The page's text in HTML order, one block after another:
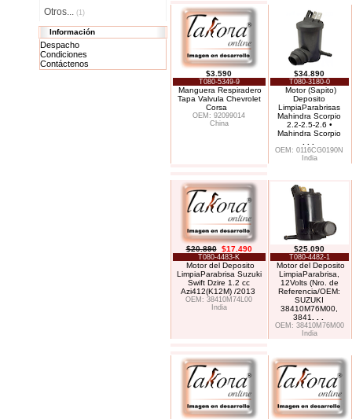
Otros...(1)
Información
Despacho
Condiciones
Contáctenos
$3.590
T080-5349-9
Manguera Respiradero
Tapa Valvula Chevrolet
Corsa
OEM: 92099014
China
$34.890
T080-3180-0
Motor (Sapito)
Deposito
LimpiaParabrisas
Mahindra Scorpio
2.2-2.5-2.6 •
Mahindra Scorpio
OEM: 0116CG0190N
India
$20.890 $17.490
T080-4483-K
Motor del Deposito
LimpiaParabrisa Suzuki
Swift Dzire 1.2 cc
Azi412(K12M) /2013
OEM: 38410M74L00
India
$25.090
T080-4482-1
Motor del Deposito
LimpiaParabrisa,
12Volts (Nro. de
Referencia/OEM:
SUZUKI
38410M76M00,
3841
OEM: 38410M76M00
India